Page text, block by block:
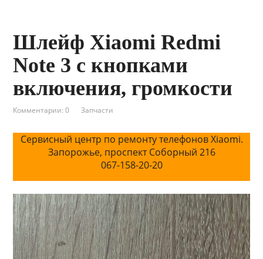
Шлейф Xiaomi Redmi
Note 3 с кнопками
включения, громкости
Комментарии: 0 Запчасти
Сервисный центр по ремонту телефонов Xiaomi.
Запорожье, проспект Соборный 216
067-158-20-20